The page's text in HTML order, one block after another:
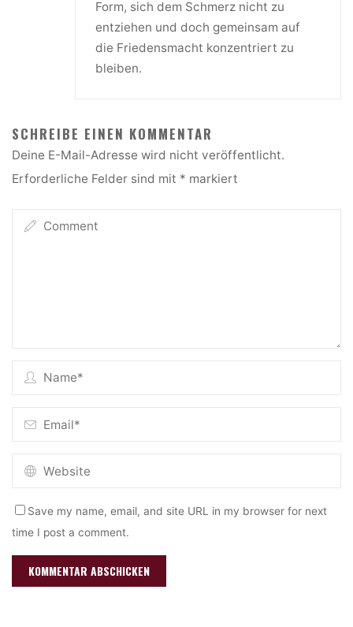
Form, sich dem Schmerz nicht zu
entziehen und doch gemeinsam auf
die Friedensmacht konzentriert zu
bleiben.
SCHREIBE EINEN KOMMENTAR
Deine E-Mail-Adresse wird nicht veröffentlicht.
Erforderliche Felder sind mit * markiert
Save my name, email, and site URL in my browser for next
time I post a comment.